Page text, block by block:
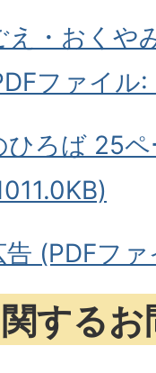
え・おくや
ファイル:
ろば 25
(PDFフ
する